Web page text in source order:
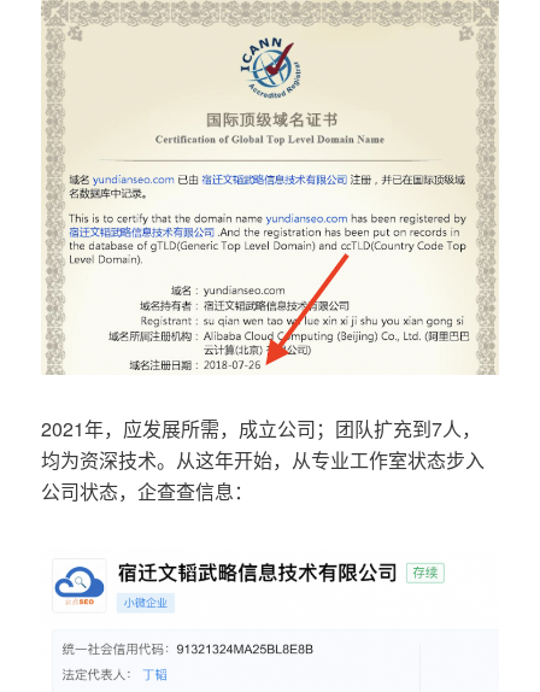
2021年，应发展所需，成立公司；团队扩充到7人，
均为资深技术。从这年开始，从专业工作室状态步入
公司状态，企查查信息：